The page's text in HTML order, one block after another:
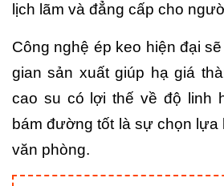
lịch lãm và đẳng cấp cho
Công nghệ ép keo hiện đại
gian sản xuất giúp hạ giá
cao su có lợi thế về độ linh
bám đường tốt là sự chọn lựa
văn phòng.